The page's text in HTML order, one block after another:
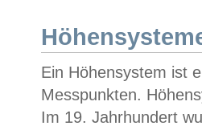
Ein Höhensystem ist
Messpunkten.
Im 19. Jahrhundert